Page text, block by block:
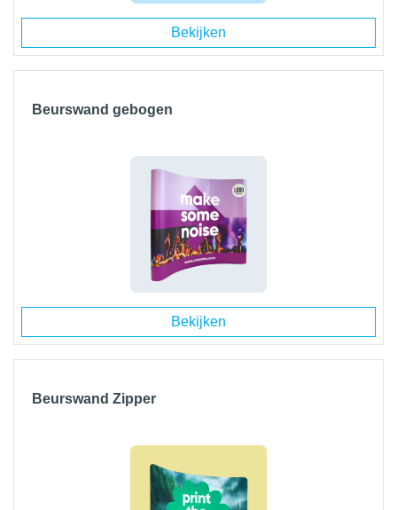
Bekijken
Beurswand gebogen
Bekijken
Beurswand Zipper